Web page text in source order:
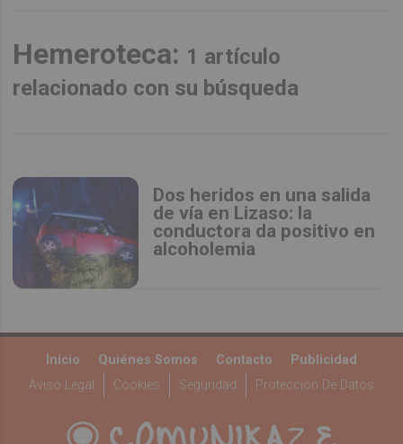
Hemeroteca: 1 artículo
relacionado con su búsqueda
Dos heridos en una salida
de vía en Lizaso: la
conductora da positivo en
alcoholemia
Inicio Quiénes Somos Contacto
Publicidad
Aviso Legal
Cookies Seguridad Protección De Datos